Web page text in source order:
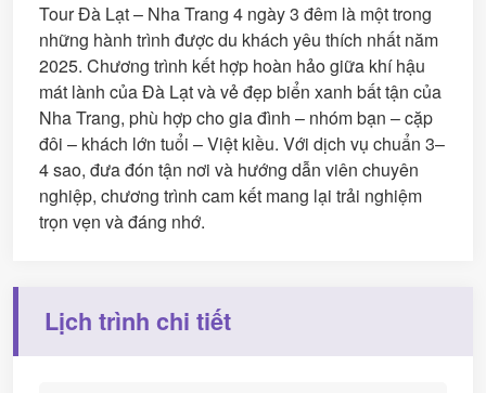
Tour Đà Lạt – Nha Trang 4 ngày 3 đêm là một trong
những hành trình được du khách yêu thích nhất năm
2025. Chương trình kết hợp hoàn hảo giữa khí hậu
mát lành của Đà Lạt và vẻ đẹp biển xanh bất tận của
Nha Trang, phù hợp cho gia đình – nhóm bạn – cặp
đôi – khách lớn tuổi – Việt kiều. Với dịch vụ chuẩn 3–
4 sao, đưa đón tận nơi và hướng dẫn viên chuyên
nghiệp, chương trình cam kết mang lại trải nghiệm
trọn vẹn và đáng nhớ.
Lịch trình chi tiết